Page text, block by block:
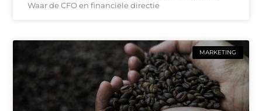
Waar de CFO en financiële directie
MARKETING